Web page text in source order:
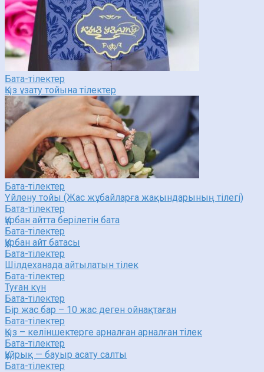
Бата-тілектер
Қыз ұзату тойына тілектер
Бата-тілектер
Үйлену тойы (Жас жұбайларға жақындарының тілегі)
Бата-тілектер
Құрбан айтта берілетін бата
Бата-тілектер
Құрбан айт батасы
Бата-тілектер
Шілдеханада айтылатын тілек
Бата-тілектер
Туған күн
Бата-тілектер
Бір жас бар – 10 жас деген ойнақтаған
Бата-тілектер
Қыз – келіншектерге арналған арналған тілек
Бата-тілектер
Құйрық — бауыр асату салты
Бата-тілектер